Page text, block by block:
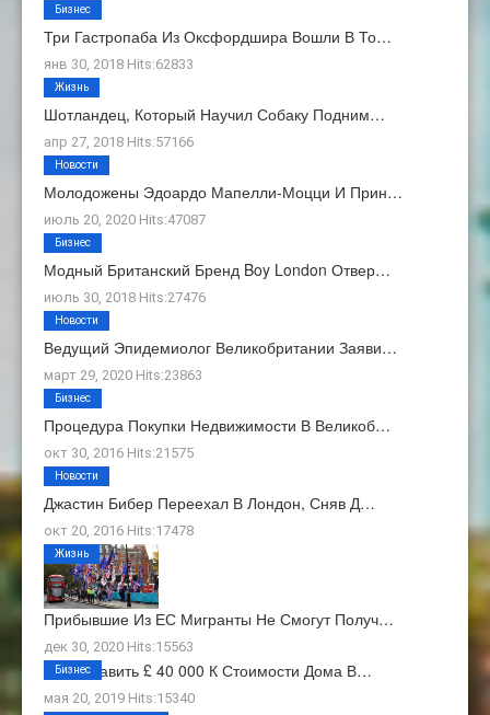
Три Гастропаба Из Оксфордшира Вошли В То…
янв 30, 2018 Hits:62833
Бизнес
Шотландец, Который Научил Собаку Подним…
апр 27, 2018 Hits:57166
Жизнь
Молодожены Эдоардо Мапелли-Моцци И Прин…
июль 20, 2020 Hits:47087
Новости
Модный Британский Бренд Boy London Отвер…
июль 30, 2018 Hits:27476
Бизнес
Ведущий Эпидемиолог Великобритании Заяви…
март 29, 2020 Hits:23863
Новости
Процедура Покупки Недвижимости В Великоб…
окт 30, 2016 Hits:21575
Бизнес
Джастин Бибер Переехал В Лондон, Сняв Д…
окт 20, 2016 Hits:17478
Новости
Прибывшие Из ЕС Мигранты Не Смогут Получ…
дек 30, 2020 Hits:15563
Жизнь
Как Добавить £ 40 000 К Стоимости Дома В…
мая 20, 2019 Hits:15340
Бизнес